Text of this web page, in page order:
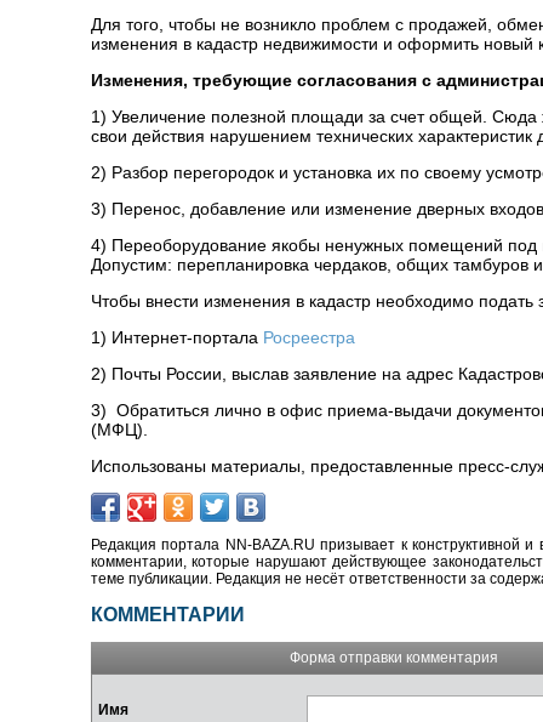
Для того, чтобы не возникло проблем с продажей,
изменения в кадастр недвижимости и оформить новый
Изменения, требующие согласования с
1) Увеличение полезной площади за счет общей. Сюда
свои действия нарушением технических характеристик
2) Разбор перегородок и установка их по своему
3) Перенос, добавление или изменение дверных
4) Переоборудование якобы ненужных помещений
Допустим: перепланировка чердаков, общих тамбуров
Чтобы внести изменения в кадастр необходимо
1) Интернет-портала Росреестра
2) Почты России, выслав заявление на адрес
3) Обратиться лично в офис приема-выдачи
(МФЦ).
Использованы материалы, предоставленные пресс-
Редакция портала NN-BAZA.RU призывает к конструктивной
комментарии, которые нарушают действующее
теме публикации. Редакция не несёт ответственности за
КОММЕНТАРИИ
Форма отправки комментария
Имя